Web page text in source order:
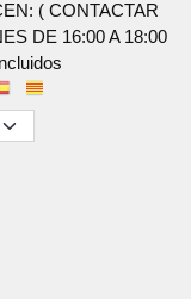
( CONTACTAR
DE 16:00 A 18:00